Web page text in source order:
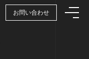
お問い合わせ